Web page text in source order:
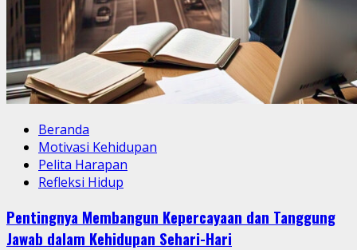
Beranda
Motivasi Kehidupan
Pelita Harapan
Refleksi Hidup
Pentingnya Membangun Kepercayaan dan Tanggung
Jawab dalam Kehidupan Sehari-Hari